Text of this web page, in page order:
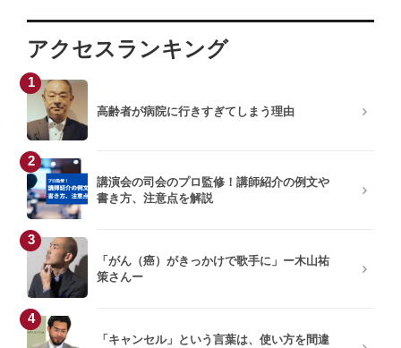
アクセスランキング
1
高齢者が病院に行きすぎてしまう理由
2
講演会の司会のプロ監修！講師紹介の例文や
書き方、注意点を解説
3
「がん（癌）がきっかけで歌手に」ー木山祐
策さんー
4
「キャンセル」という言葉は、使い方を間違